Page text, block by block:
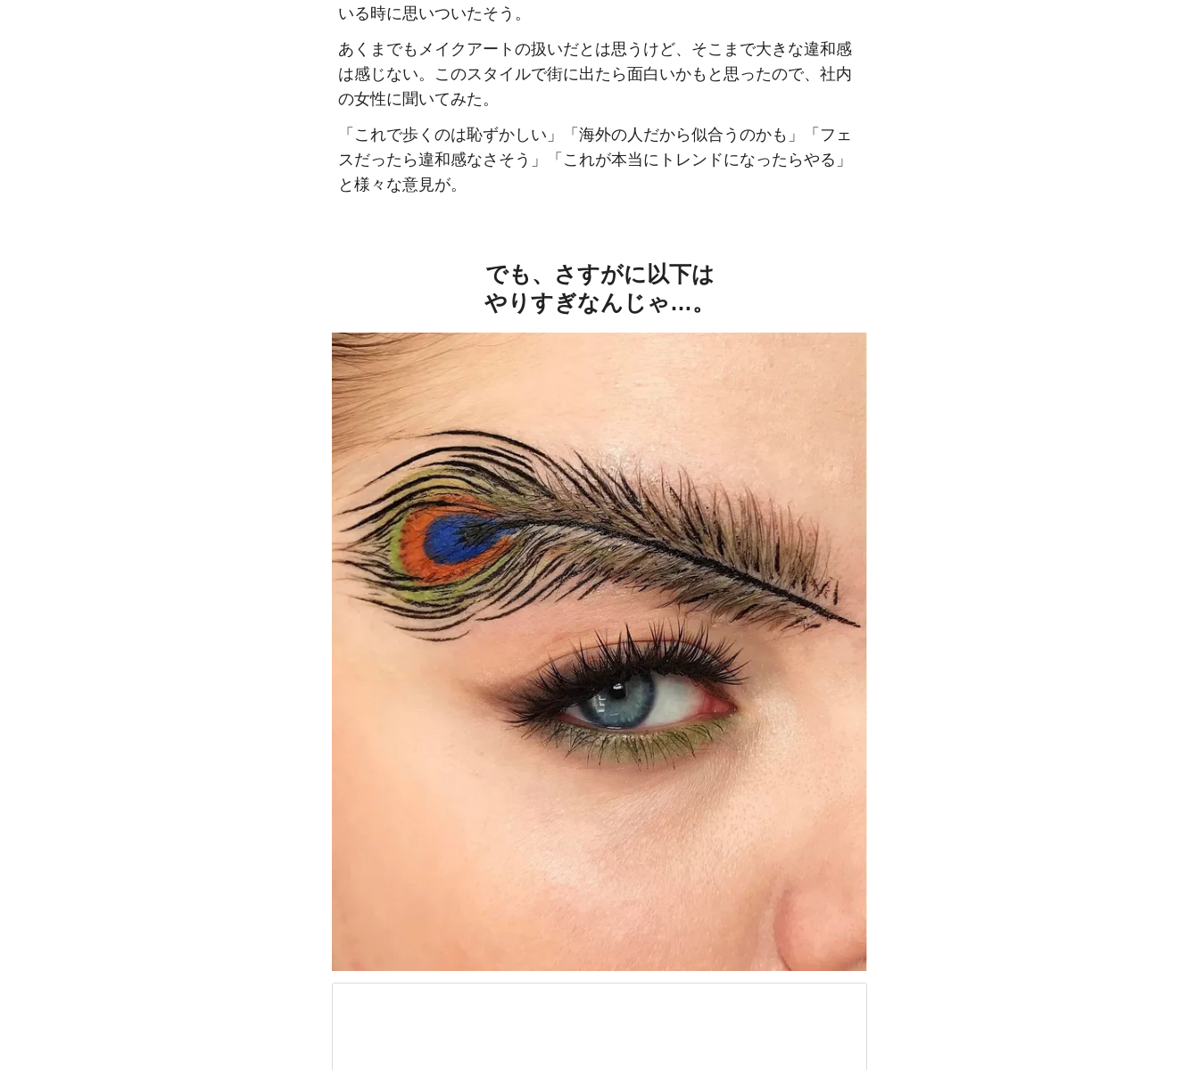
いる時に思いついたそう。
あくまでもメイクアートの扱いだとは思うけど、そこまで大きな違和感
は感じない。このスタイルで街に出たら面白いかもと思ったので、社内
の女性に聞いてみた。
「これで歩くのは恥ずかしい」「海外の人だから似合うのかも」「フェ
スだったら違和感なさそう」「これが本当にトレンドになったらやる」
と様々な意見が。
でも、さすがに以下は
やりすぎなんじゃ…。